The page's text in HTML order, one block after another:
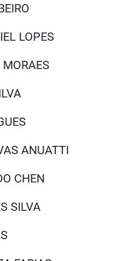
RIBEIRO
LOPES
DE MORAES
DA SILVA
ANUATTI
CHEN
SILVA
DIAS